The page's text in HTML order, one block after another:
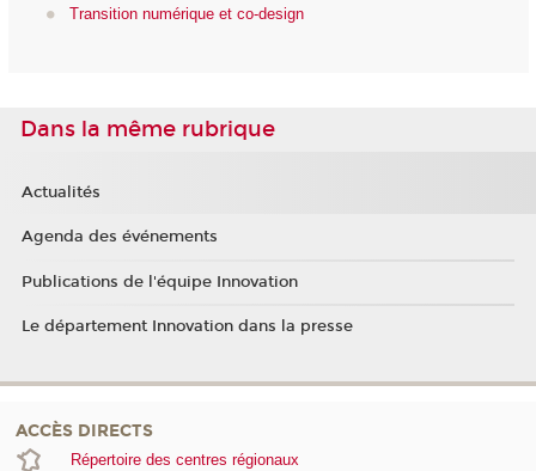
Transition numérique et co-design
Dans la même rubrique
Actualités
Agenda des événements
Publications de l'équipe Innovation
Le département Innovation dans la presse
ACCÈS DIRECTS
Répertoire des centres régionaux